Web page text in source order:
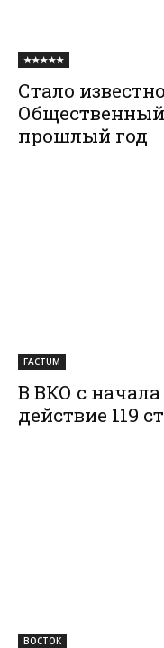
★★★★★
Стало
Общественный
прошлый год
FACTUM
В ВКО с
действие 119
ВОСТОК